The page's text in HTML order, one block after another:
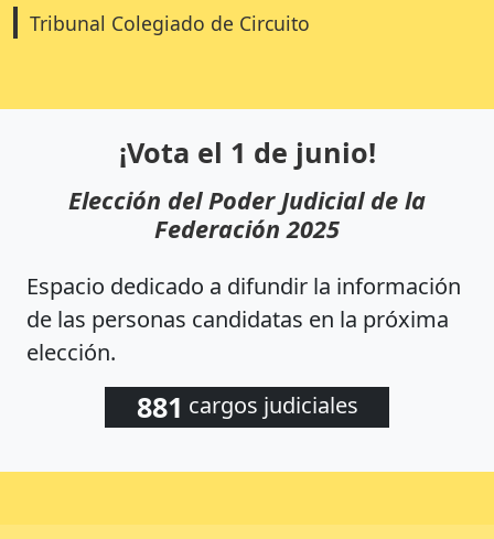
Tribunal Colegiado de Circuito
¡Vota el 1 de junio!
Elección del Poder Judicial de la
Federación 2025
Espacio dedicado a difundir la información
de las personas candidatas en la próxima
elección.
881 cargos judiciales